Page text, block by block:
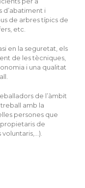
d’abatiment i
de arbres típics de
etc.
en la seguretat, els
de les tècniques,
i una qualitat
de l’àmbit
amb la
persones que
de